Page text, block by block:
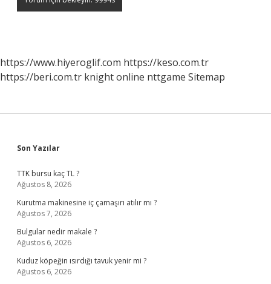
https://www.hiyeroglif.com https://keso.com.tr
https://beri.com.tr knight online nttgame Sitemap
Sidebar
Son Yazılar
TTK bursu kaç TL ?
Ağustos 8, 2026
Kurutma makinesine iç çamaşırı atılır mı ?
Ağustos 7, 2026
Bulgular nedir makale ?
Ağustos 6, 2026
Kuduz köpeğin ısırdığı tavuk yenir mi ?
Ağustos 6, 2026